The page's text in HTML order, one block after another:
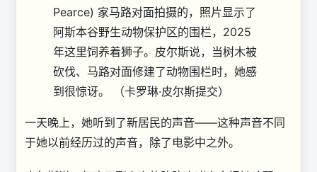
Pearce) 家马路对面拍摄的，照片显示了
阿斯本谷野生动物保护区的围栏，2025
年这里饲养着狮子。皮尔斯说，当树木被
砍伐、马路对面修建了动物围栏时，她感
到很惊讶。
（卡罗琳·皮尔斯提交）
一天晚上，她听到了新居民的声音——这种声音不同
于她以前经历过的声音，除了电影中之外。